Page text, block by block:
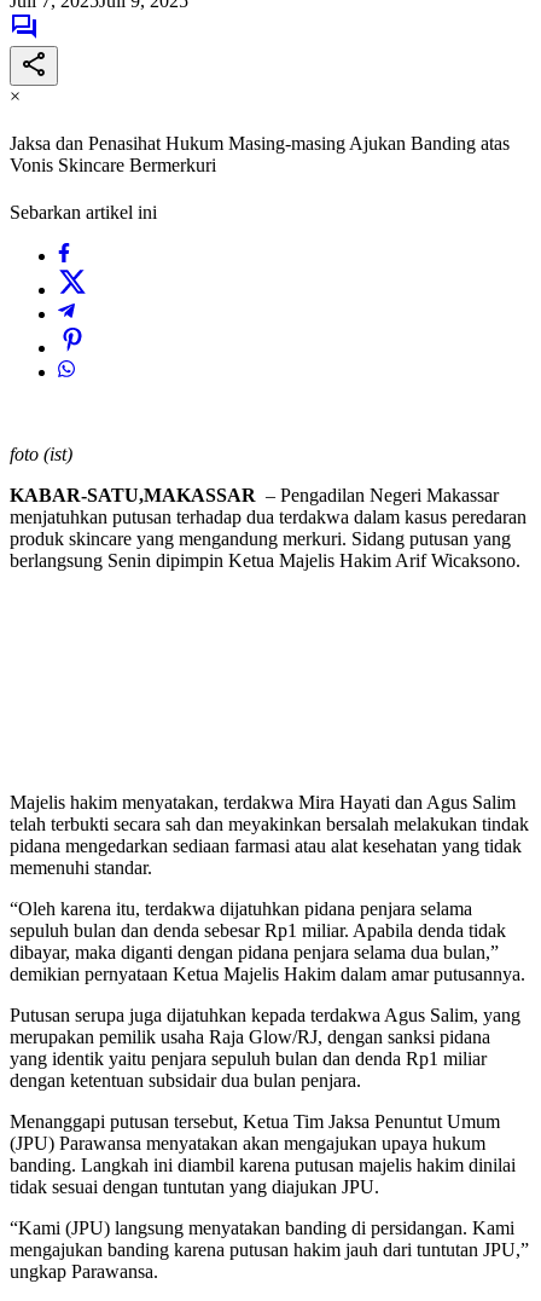
×
Jaksa dan Penasihat Hukum Masing-masing Ajukan Banding atas
Vonis Skincare Bermerkuri
Sebarkan artikel ini
foto (ist)
KABAR-SATU,MAKASSAR – Pengadilan Negeri Makassar
menjatuhkan putusan terhadap dua terdakwa dalam kasus peredaran
produk skincare yang mengandung merkuri. Sidang putusan yang
berlangsung Senin dipimpin Ketua Majelis Hakim Arif Wicaksono.
Majelis hakim menyatakan, terdakwa Mira Hayati dan Agus Salim
telah terbukti secara sah dan meyakinkan bersalah melakukan tindak
pidana mengedarkan sediaan farmasi atau alat kesehatan yang tidak
memenuhi standar.
“Oleh karena itu, terdakwa dijatuhkan pidana penjara selama
sepuluh bulan dan denda sebesar Rp1 miliar. Apabila denda tidak
dibayar, maka diganti dengan pidana penjara selama dua bulan,”
demikian pernyataan Ketua Majelis Hakim dalam amar putusannya.
Putusan serupa juga dijatuhkan kepada terdakwa Agus Salim, yang
merupakan pemilik usaha Raja Glow/RJ, dengan sanksi pidana
yang identik yaitu penjara sepuluh bulan dan denda Rp1 miliar
dengan ketentuan subsidair dua bulan penjara.
Menanggapi putusan tersebut, Ketua Tim Jaksa Penuntut Umum
(JPU) Parawansa menyatakan akan mengajukan upaya hukum
banding. Langkah ini diambil karena putusan majelis hakim dinilai
tidak sesuai dengan tuntutan yang diajukan JPU.
“Kami (JPU) langsung menyatakan banding di persidangan. Kami
mengajukan banding karena putusan hakim jauh dari tuntutan JPU,”
ungkap Parawansa.